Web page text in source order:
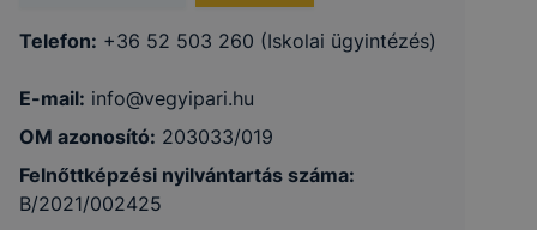
Telefon: +36 52 503 260 (Iskolai ügyintézés)
E-mail: info@vegyipari.hu
OM azonosító: 203033/019
Felnőttképzési nyilvántartás száma:
B/2021/002425